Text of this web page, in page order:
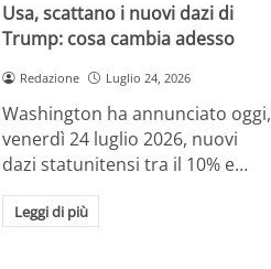
Usa, scattano i nuovi dazi di
Trump: cosa cambia adesso
Redazione Luglio 24, 2026
Washington ha annunciato oggi,
venerdì 24 luglio 2026, nuovi
dazi statunitensi tra il 10% e…
Leggi di più